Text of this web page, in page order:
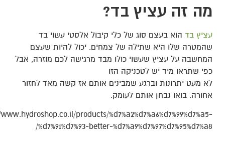
מה זה עציץ בד?
עציץ בד הוא בעצם סוג של כלי קיבול אלסטי עשוי בד
שהמטרה שלו היא שתילה של צמחים. יכול להיות שעצם
המחשבה על עציץ שעשוי כולו מבד מרגישה לכם מוזרה, אבל
כפי שתראו מיד יש לטכניקה הזו
לא מעט יתרונות וברגע שמבינים אותם אז קשה מאד לחזור
אחורה. בואו נבחן אותם לעומק.
products/%d7%a2%d7%a6%d7%99%d7%a5-
%d7%91%d7%93-better-%d7%a9%d7%97%d7%95%d7%a8/